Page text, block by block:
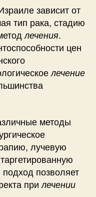
зависит от
тип рака, стадию
лечения.
цен
лечение
методы
лучевую
позволяет
прилечении